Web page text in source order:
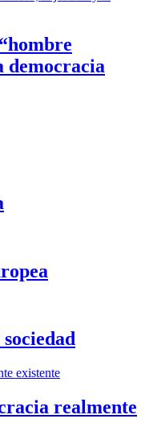
democracia
realmente